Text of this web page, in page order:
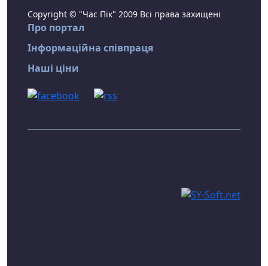
Copyright © "Час Пік" 2009 Всі права захищені
Про портал
Інформаційна співпраця
Наші ціни